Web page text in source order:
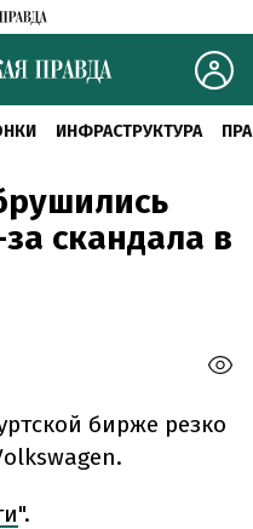
ИНФРАСТРУКТУРА
скандала в
бирже резко
".